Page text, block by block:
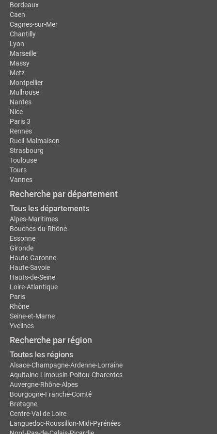
Bordeaux
Caen
Cagnes-sur-Mer
Chantilly
Lyon
Marseille
Massy
Metz
Montpellier
Mulhouse
Nantes
Nice
Paris 3
Rennes
Rueil-Malmaison
Strasbourg
Toulouse
Tours
Vannes
Recherche par département
Tous les départements
Alpes-Maritimes
Bouches-du-Rhône
Essonne
Gironde
Haute-Garonne
Haute-Savoie
Hauts-de-Seine
Loire-Atlantique
Paris
Rhône
Seine-et-Marne
Yvelines
Recherche par région
Toutes les régions
Alsace-Champagne-Ardenne-Lorraine
Aquitaine-Limousin-Poitou-Charentes
Auvergne-Rhône-Alpes
Bourgogne-Franche-Comté
Bretagne
Centre-Val de Loire
Languedoc-Roussillon-Midi-Pyrénées